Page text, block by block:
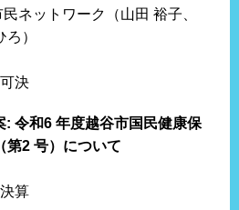
ネットワーク（山田 裕子、
）
決
: 令和6 年度越谷市国民健康保
第2 号）について
算